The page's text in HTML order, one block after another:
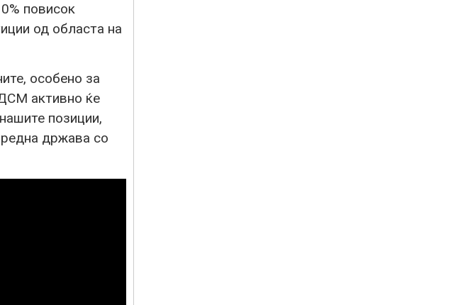
повисок
од областа на
особено за
активно ќе
позиции,
држава со